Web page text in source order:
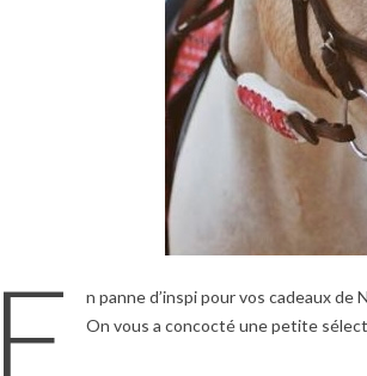
E
n panne d’inspi pour vos cadeaux de
On vous a concocté une petite